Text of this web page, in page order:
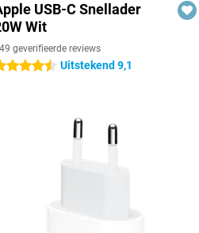
USB-C Snellader
Wit
geverifieerde reviews
sterren Uitstekend 9,1